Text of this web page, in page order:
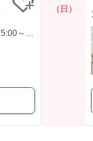
受付時間：9:30～ 10:00～ 15:00～ 17:00～
（日）